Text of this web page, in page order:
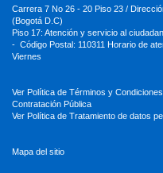
Carrera 7 No 26 - 20 Piso 23 /
(Bogotá D.C)
Piso 17: Atención y servicio al
- Código Postal: 110311 Horario de
Viernes
Ver Política de Términos y
Contratación Pública
Ver Política de Tratamiento de datos
Mapa del sitio